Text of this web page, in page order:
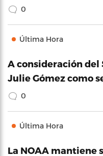
0
Última Hora
A consideración del
Julie Gómez como
0
Última Hora
La NOAA mantiene